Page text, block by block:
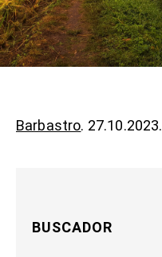
Barbastro. 27.10.2023.
BUSCADOR